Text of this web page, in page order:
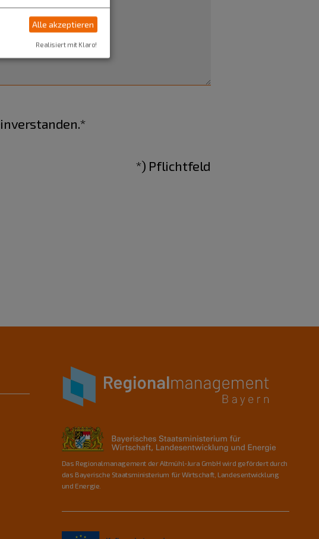
*) Pflichtfeld
Das Regionalmanagement der Altmühl-Jura GmbH wird gefördert durch
das Bayerische Staatsministerium für Wirtschaft, Landesentwicklung
und Energie.
Alle akzeptieren
Realisiert mit Klaro!